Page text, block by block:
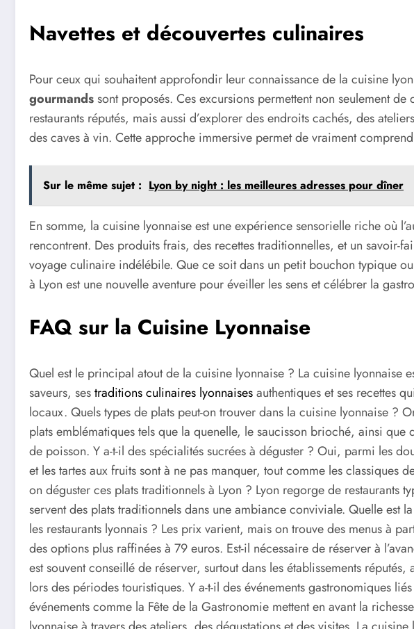
Navettes et découvertes culinaires
Pour ceux qui souhaitent approfondir leur connaissance de la cuisine
gourmandssont proposés. Ces excursions permettent non seulement de
restaurants réputés, mais aussi d’explorer des endroits cachés, des
des caves à vin. Cette approche immersive permet de vraiment
Sur le même sujet : Lyon by night : les meilleures adresses pour dîner
En somme, la cuisine lyonnaise est une expérience sensorielle riche où
rencontrent. Des produits frais, des recettes traditionnelles, et un savoir-
voyage culinaire indélébile. Que ce soit dans un petit bouchon typique
à Lyon est une nouvelle aventure pour éveiller les sens et célébrer la
FAQ sur la Cuisine Lyonnaise
Quel est le principal atout de la cuisine lyonnaise ? La cuisine lyonnaise
saveurs, sestraditions culinaires lyonnaisesauthentiques et ses recettes
locaux. Quels types de plats peut-on trouver dans la cuisine lyonnaise ?
plats emblématiques tels que la quenelle, le saucisson brioché, ainsi que
de poisson. Y a-t-il des spécialités sucrées à déguster ? Oui, parmi les
et les tartes aux fruits sont à ne pas manquer, tout comme les classiques
on déguster ces plats traditionnels à Lyon ? Lyon regorge de restaurants
servent des plats traditionnels dans une ambiance conviviale. Quelle est
les restaurants lyonnais ? Les prix varient, mais on trouve des menus à
des options plus raffinées à 79 euros. Est-il nécessaire de réserver à
est souvent conseillé de réserver, surtout dans les établissements
lors des périodes touristiques. Y a-t-il des événements gastronomiques
événements comme la Fête de la Gastronomie mettent en avant la